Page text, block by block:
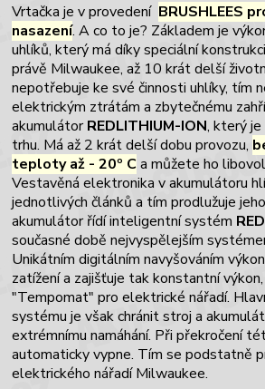
Vrtačka je v provedení BRUSHLEES
nasazení. A co to je? Základem je
uhlíků, který má díky speciální
právě Milwaukee, až 10 krát delší
nepotřebuje ke své činnosti uhlíky, tím
elektrickým ztrátám a zbytečnému
akumulátorREDLITHIUM-ION, který je
trhu. Má až 2 krát delší dobu provozu,
teploty až - 20º Ca můžete ho
Vestavěná elektronika v akumulátoru
jednotlivých článků a tím prodlužuje
akumulátor řídí inteligentní systém
současné době nejvyspělejším
Unikátním digitálním navyšováním
zatížení a zajišťuje tak konstantní
"Tempomat" pro elektrické nářadí.
systému je však chránit stroj a
extrémnímu namáhání. Při překročení
automaticky vypne. Tím se podstatně
elektrického nářadí Milwaukee.